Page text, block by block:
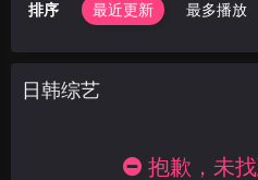
排序 最近更新 最多播放
日韩综艺
抱歉，未